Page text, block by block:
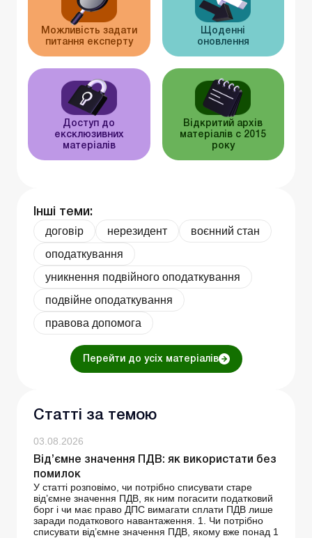
Можливість задати
питання експерту
Щоденні
оновлення
Доступ до
ексклюзивних
матеріалів
Відкритий архів
матеріалів c 2015
року
Інші теми:
договір нерезидент
воєнний стан
оподаткування
уникнення подвійного оподаткування
подвійне оподаткування
правова допомога
Перейти до усіх матеріалів
Статті за темою
03.08.2026
Від’ємне значення ПДВ: як використати без
помилок
У статті розповімо, чи потрібно списувати старе
від’ємне значення ПДВ, як ним погасити податковий
борг і чи має право ДПС вимагати сплати ПДВ лише
заради податкового навантаження. 1. Чи потрібно
списувати від’ємне значення ПДВ, якому вже понад 1